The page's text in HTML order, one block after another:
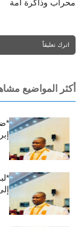
محراب وذاكرة أمة
اترك تعليقاً
أكثر المواضيع